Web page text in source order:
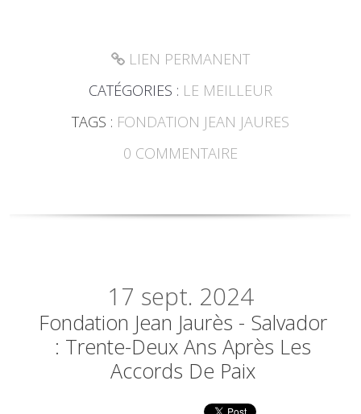
LIEN PERMANENT
CATÉGORIES : LE MEILLEUR
TAGS : FONDATION JEAN JAURES
0 COMMENTAIRE
17 sept. 2024
Fondation Jean Jaurès - Salvador
: Trente-Deux Ans Après Les
Accords De Paix